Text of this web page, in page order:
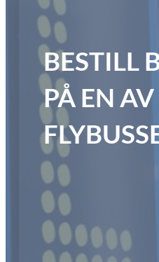
BESTILL
PÅ EN